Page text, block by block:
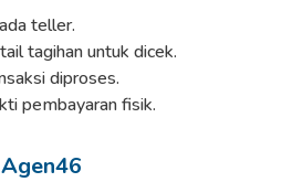
teller.
tagihan untuk dicek.
diproses.
pembayaran fisik.